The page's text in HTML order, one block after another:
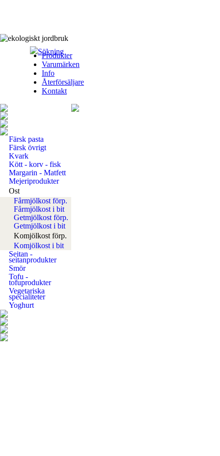
Sökning
Produkter
Varumärken
Info
Återförsäljare
Kontakt
Färsk pasta
Färsk övrigt
Kvark
Kött - korv - fisk
Margarin - Matfett
Mejeriprodukter
Ost
Fårmjölkost förp.
Fårmjölkost i bit
Getmjölkost förp.
Getmjölkost i bit
Komjölkost förp.
Komjölkost i bit
Seitan -
seitanprodukter
Smör
Tofu -
tofuprodukter
Vegetariska
specialiteter
Yoghurt